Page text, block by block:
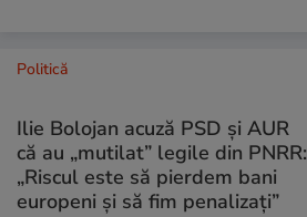
Politică
Ilie Bolojan acuză PSD și AUR
că au „mutilat” legile din PNRR:
„Riscul este să pierdem bani
europeni și să fim penalizați”